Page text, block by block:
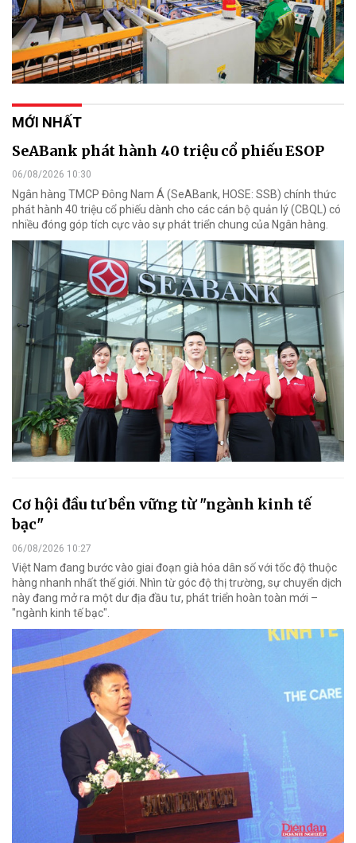
MỚI NHẤT
SeABank phát hành 40 triệu cổ phiếu ESOP
06/08/2026 10:30
Ngân hàng TMCP Đông Nam Á (SeABank, HOSE: SSB) chính thức
phát hành 40 triệu cổ phiếu dành cho các cán bộ quản lý (CBQL) có
nhiều đóng góp tích cực vào sự phát triển chung của Ngân hàng.
Cơ hội đầu tư bền vững từ "ngành kinh tế
bạc"
06/08/2026 10:27
Việt Nam đang bước vào giai đoạn già hóa dân số với tốc độ thuộc
hàng nhanh nhất thế giới. Nhìn từ góc độ thị trường, sự chuyển dịch
này đang mở ra một dư địa đầu tư, phát triển hoàn toàn mới –
"ngành kinh tế bạc".